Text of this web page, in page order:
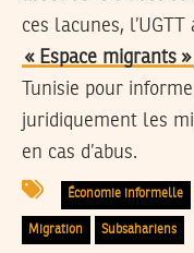
ces lacunes,
« Espace migrants »
Tunisie pour
juridiquement les
en cas d’abus.
Économie informelle
Migration Subsahariens